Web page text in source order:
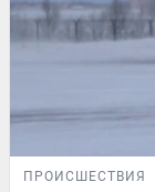
ПРОИСШЕСТВИЯ